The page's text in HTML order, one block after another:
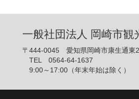
一般社団法人 岡崎市観
〒444-0045 愛知県岡崎市康生通東
TEL 0564-64-1637
9:00～17:00（年末年始は除く）